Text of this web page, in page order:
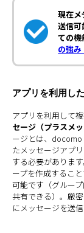
現在メ
送信可
ての機
の強
アプリを利用し
アプリを利用して
セージ（プラスメッ
ージとは、
たメッセージアプ
する必要がありま
ープを作成するこ
可能です（グルー
共有できる）。厳
にメッセージを送